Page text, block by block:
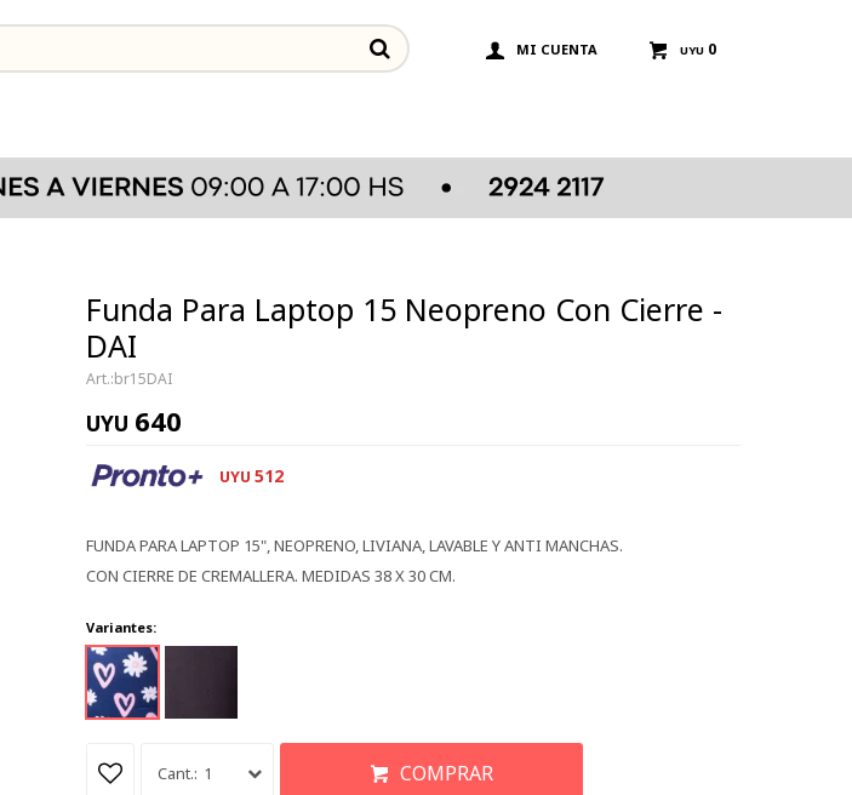
UYU 0
Funda Para Laptop 15 Neopreno Con Cierre -
DAI
br15DAI
UYU 640
UYU 512
FUNDA PARA LAPTOP 15", NEOPRENO, LIVIANA, LAVABLE Y ANTI MANCHAS.
CON CIERRE DE CREMALLERA. MEDIDAS 38 X 30 CM.
Variantes:
1 COMPRAR